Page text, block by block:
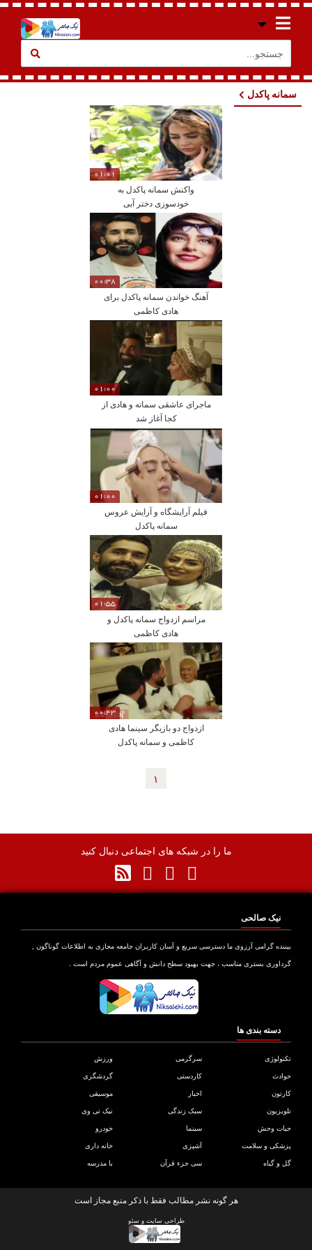
سمانه پاکدل
01:01
واکنش سمانه پاکدل به
خودسوزی دختر آبی
00:38
آهنگ خواندن سمانه پاکدل برای
هادی کاظمی
01:00
ماجرای عاشقی سمانه و هادی از
کجا آغاز شد
01:00
فیلم آرایشگاه و آرایش عروس
سمانه پاکدل
01:55
مراسم ازدواج سمانه پاکدل و
هادی کاظمی
00:43
ازدواج دو بازیگر سینما هادی
کاظمی و سمانه پاکدل
١
ما را در شبکه های اجتماعی دنبال کنید
نیک صالحی
بیننده گرامی آرزوی ما دسترسی سریع و آسان کاربران جامعه مجازی به اطلاعات گوناگون ,
گرداوری بستری مناسب ، جهت بهبود سطح دانش و آگاهی عموم مردم است .
دسته بندی ها
تکنولوژی سرگرمی ورزش
حوادث کاردستی گردشگری
کارتون اخبار موسیقی
تلویزیون سبک زندگی نیک تی وی
حیات وحش سینما خودرو
پزشکی و سلامت آشپزی خانه داری
گل و گیاه سی جزء قرآن با مدرسه
هر گونه نشر مطالب فقط با ذکر منبع مجاز است
طراحی سایت و سئو